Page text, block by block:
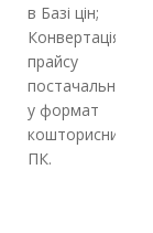
в Базі цін;
Конвертація
прайсу
постачальника
у формат
кошторисних
ПК.